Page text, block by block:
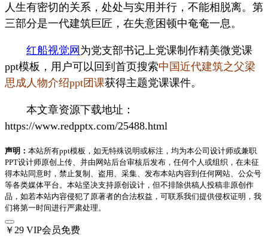
人生有密切的关系，处处与实用并行，不能相脱离。第
三部分是一代建筑巨匠，在失意困顿中奄奄一息。
红船视觉网 为党支部书记上党课制作精美微党课
ppt模板，用户可以回到首页搜索中国近代建筑之父梁
思成人物介绍ppt团课获得主题党课课件。
本文章资源下载地址：
https://www.redpptx.com/25488.html
声明： 本站所有ppt模板，如无特殊说明或标注，均为本公司设计师或兼职
PPT设计师原创上传、并由网站后台审核后发布，任何个人或组织，在未征
得本站同意时，禁止复制、盗用、采集、发布本站内容到任何网站、公众号
等各类媒体平台。本站坚决支持原创设计，但不排除供稿人投稿非原创作
品，如若本站内容侵犯了原著者的合法权益，可联系我们提供侵权证明，我
们将第一时间进行严肃处理。
￥29 VIP会员免费